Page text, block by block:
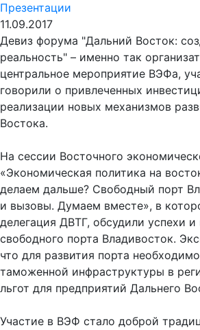
Презентации
11.09.2017
Девиз форума "Дальний Восток:
реальность" – именно так
центральное мероприятие ВЭФа,
говорили о привлеченных
реализации новых механизмов
Востока.
На сессии Восточного
«Экономическая политика на
делаем дальше? Свободный порт
и вызовы. Думаем вместе», в
делегация ДВТГ, обсудили успехи
свободного порта Владивосток.
что для развития порта
таможенной инфраструктуры в
льгот для предприятий Дальнего
Участие в ВЭФ стало доброй